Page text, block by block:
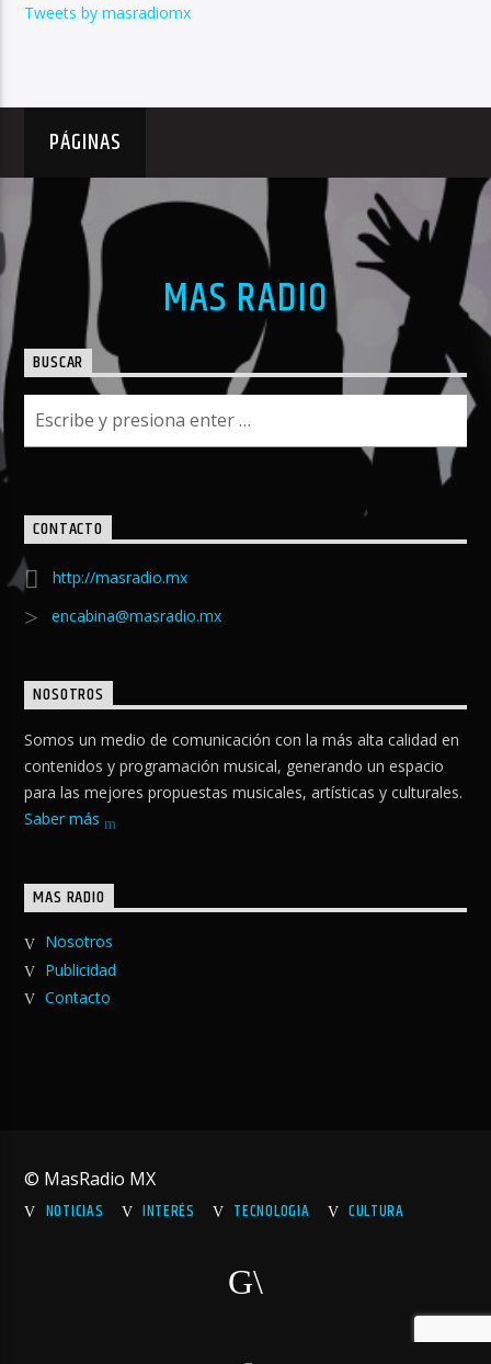
Tweets by masradiomx
PÁGINAS
MAS RADIO
BUSCAR
CONTACTO
http://masradio.mx
encabina@masradio.mx
NOSOTROS
Somos un medio de comunicación con la más alta calidad en
contenidos y programación musical, generando un espacio
para las mejores propuestas musicales, artísticas y culturales.
Saber más
MAS RADIO
Nosotros
Publicidad
Contacto
© MasRadio MX
NOTICIAS
INTERÉS TECNOLOGIA CULTURA